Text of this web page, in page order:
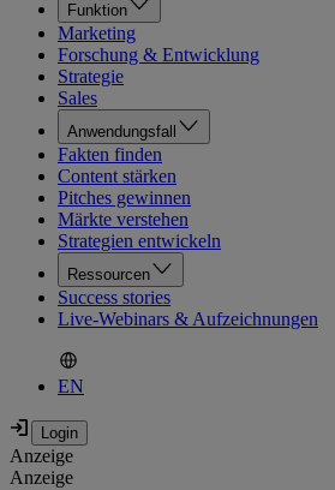
Funktion
Marketing
Forschung & Entwicklung
Strategie
Sales
Anwendungsfall
Fakten finden
Content stärken
Pitches gewinnen
Märkte verstehen
Strategien entwickeln
Ressourcen
Success stories
Live-Webinars & Aufzeichnungen
EN
Anzeige
Anzeige